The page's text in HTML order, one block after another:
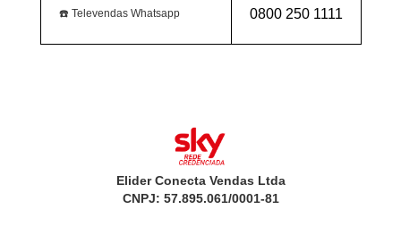
☎️ Televendas Whatsapp 0800 250 1111
Elider Conecta Vendas Ltda
CNPJ: 57.895.061/0001-81